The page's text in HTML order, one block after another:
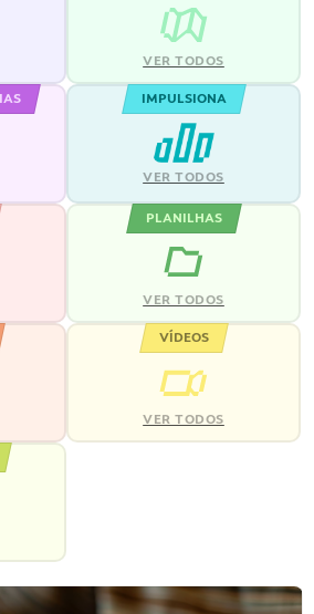
VER TODOS
IMPULSIONA
VER TODOS
PLANILHAS
VER TODOS
VÍDEOS
VER TODOS